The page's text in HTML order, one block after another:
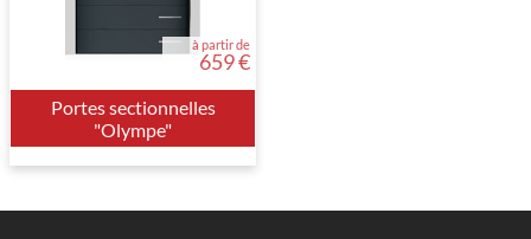
à partir de
659 €
Portes sectionnelles
"Olympe"